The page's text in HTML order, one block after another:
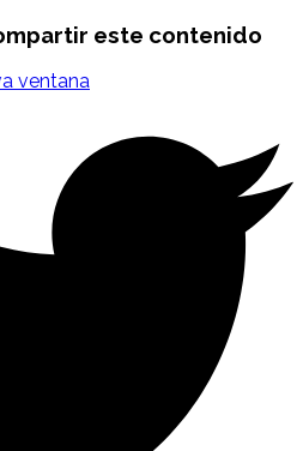
este contenido
ventana